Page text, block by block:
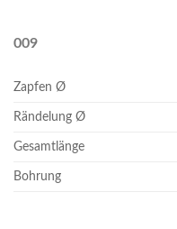
009
Zapfen Ø
Rändelung Ø
Gesamtlänge
Bohrung